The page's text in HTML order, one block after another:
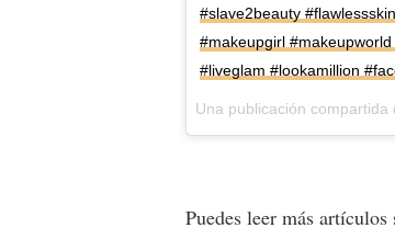
#slave2beauty
#makeupgirl
#liveglam #lookamillion
Puedes leer más